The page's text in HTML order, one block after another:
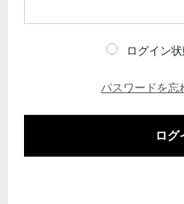
ログイン
パスワードを忘
ログ